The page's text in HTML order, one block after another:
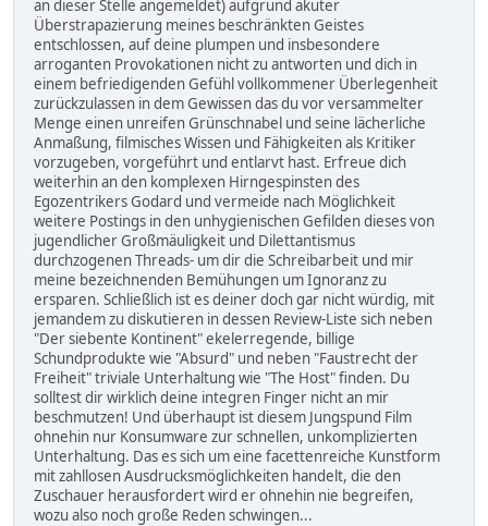
an dieser Stelle angemeldet) aufgrund akuter
Überstrapazierung meines beschränkten Geistes
entschlossen, auf deine plumpen und insbesondere
arroganten Provokationen nicht zu antworten und dich in
einem befriedigenden Gefühl vollkommener Überlegenheit
zurückzulassen in dem Gewissen das du vor versammelter
Menge einen unreifen Grünschnabel und seine lächerliche
Anmaßung, filmisches Wissen und Fähigkeiten als Kritiker
vorzugeben, vorgeführt und entlarvt hast. Erfreue dich
weiterhin an den komplexen Hirngespinsten des
Egozentrikers Godard und vermeide nach Möglichkeit
weitere Postings in den unhygienischen Gefilden dieses von
jugendlicher Großmäuligkeit und Dilettantismus
durchzogenen Threads- um dir die Schreibarbeit und mir
meine bezeichnenden Bemühungen um Ignoranz zu
ersparen. Schließlich ist es deiner doch gar nicht würdig, mit
jemandem zu diskutieren in dessen Review-Liste sich neben
"Der siebente Kontinent" ekelerregende, billige
Schundprodukte wie "Absurd" und neben "Faustrecht der
Freiheit" triviale Unterhaltung wie "The Host" finden. Du
solltest dir wirklich deine integren Finger nicht an mir
beschmutzen! Und überhaupt ist diesem Jungspund Film
ohnehin nur Konsumware zur schnellen, unkomplizierten
Unterhaltung. Das es sich um eine facettenreiche Kunstform
mit zahllosen Ausdrucksmöglichkeiten handelt, die den
Zuschauer herausfordert wird er ohnehin nie begreifen,
wozu also noch große Reden schwingen...